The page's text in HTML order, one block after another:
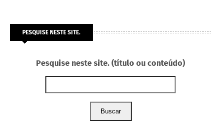
PESQUISE NESTE SITE.
Pesquise neste site. (título ou conteúdo)
Buscar